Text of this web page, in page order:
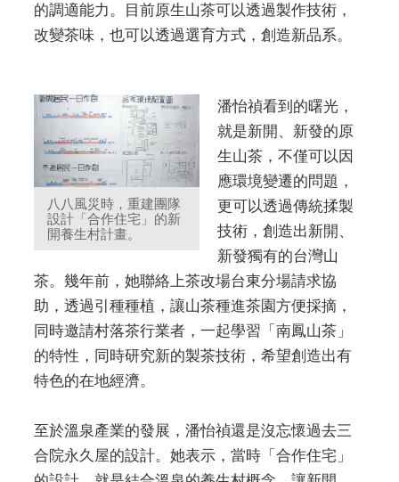
的調適能力。目前原生山茶可以透過製作技術，
改變茶味，也可以透過選育方式，創造新品系。
八八風災時，重建團隊
設計「合作住宅」的新
開養生村計畫。
潘怡禎看到的曙光，
就是新開、新發的原
生山茶，不僅可以因
應環境變遷的問題，
更可以透過傳統揉製
技術，創造出新開、
新發獨有的台灣山
茶。幾年前，她聯絡上茶改場台東分場請求協
助，透過引種種植，讓山茶種進茶園方便採摘，
同時邀請村落茶行業者，一起學習「南鳳山茶」
的特性，同時研究新的製茶技術，希望創造出有
特色的在地經濟。
至於溫泉產業的發展，潘怡禎還是沒忘懷過去三
合院永久屋的設計。她表示，當時「合作住宅」